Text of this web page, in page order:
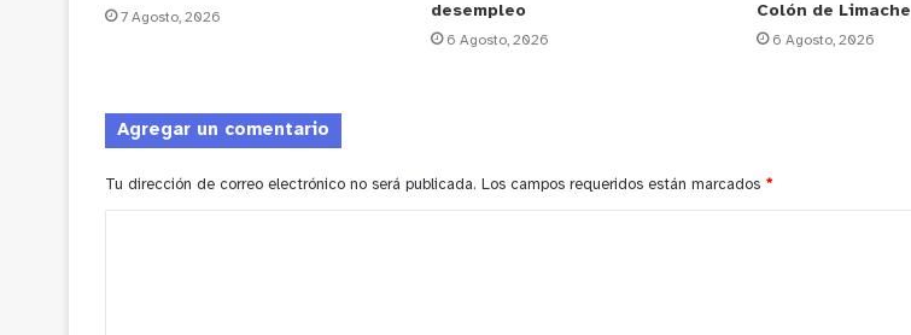
7 Agosto, 2026
desempleo
6 Agosto, 2026
Colón de Limache
6 Agosto, 2026
Agregar un comentario
Tu dirección de correo electrónico no será publicada. Los campos requeridos están marcados *